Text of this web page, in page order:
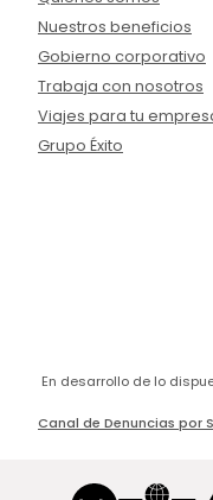
Nuestros beneficios
Gobierno corporativo
Trabaja con nosotros
Viajes para tu
Grupo Éxito
En desarrollo de lo
Canal de Denuncias por